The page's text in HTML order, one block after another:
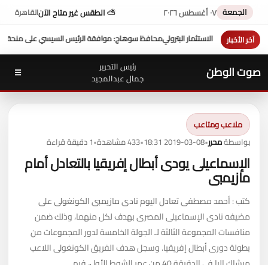
الجمعة ٠٧ أغسطس ٢٠٢٦ ⛅ الطقس غير متاح الآنالقاهرة
آخر الأخبار
بمشاركة محافظ 10 ملايين دولار تعزز التنمية بالمحافظة
صوت الوطن
رئيس التحرير
جمال عبدالمجيد
☰
ملاعب ومتاعب
بواسطةمحرر•
2019-03-08 18:31
•433 مشاهدة •1 دقيقة قراءة
الإسماعيلى يودى أبطال إفريقيا بالتعادل أمام
مازيمبى
كتب : أحمد مصطفى تعادل اليوم نادى مازيمبى الكونغولى على
مضيفه نادى الإسماعيلى المصرى بهدف لكل منهما، وذلك ضمن
منافسات المجموعة الثالثة لـ الجولة الخامسة لدور المجموعات من
بطولة دورى أبطال إفريقيا. وسجل هدف الفريق الكونغولى اللاعب